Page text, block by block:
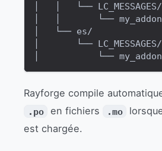
│   │   └── LC_MESSAGES/
│   │       └──
│   └── es/
│       └── LC_MESSAGES/
│           └──
Rayforge compile
.po en fichiers .mo
est chargée.